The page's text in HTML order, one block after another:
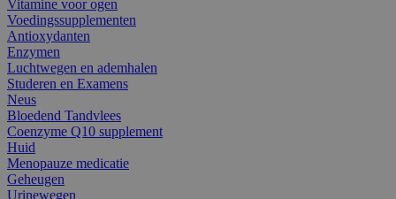
Vitamine voor ogen
Voedingssupplementen
Antioxydanten
Enzymen
Luchtwegen en ademhalen
Studeren en Examens
Neus
Bloedend Tandvlees
Coenzyme Q10 supplement
Huid
Menopauze medicatie
Geheugen
Urinewegen